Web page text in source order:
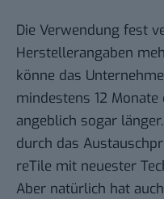
Die Verwendung fest
Herstellerangaben
könne das
mindestens 12
angeblich sogar
durch das
reTile mit neuester
Aber natürlich hat